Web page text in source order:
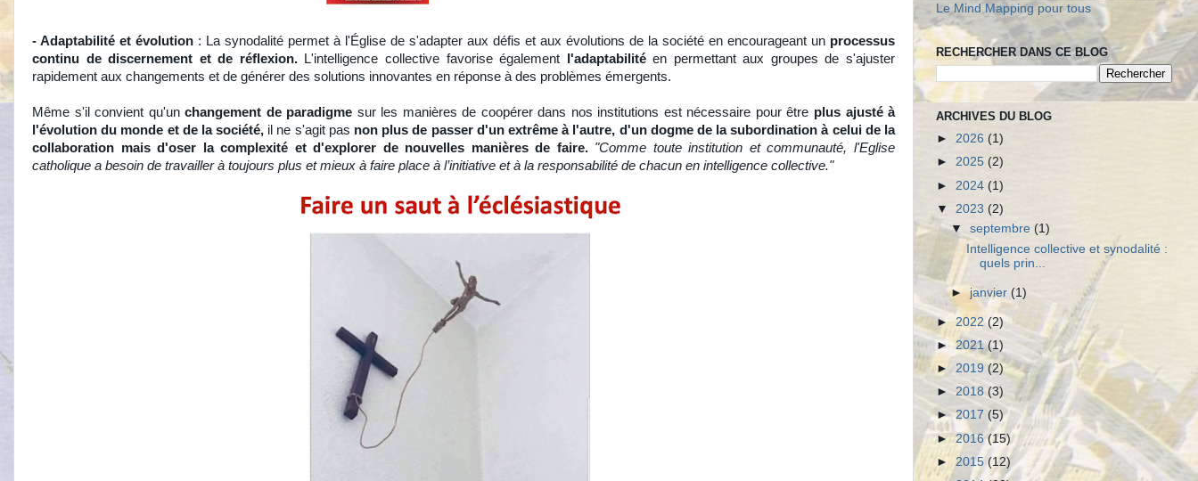
- Adaptabilité et évolution : La synodalité permet à l'Église de s'adapter aux défis et aux évolutions de la société en encourageant un processus
continu de discernement et de réflexion.L'intelligence collective favorise également l'adaptabilitéen permettant aux groupes de s'ajuster
rapidement aux changements et de générer des solutions innovantes en réponse à des problèmes émergents.
Même s'il convient qu'unchangement de paradigme sur les manières de coopérer dans nos institutions est nécessaire pour être plus ajusté à
l'évolution du monde et de la société, il ne s'agit pas non plus de passer d'un extrême à l'autre, d'un dogme de la subordination à celui de la
collaboration mais d'oser la complexité et d'explorer de nouvelles manières de faire. "Comme toute institution et communauté, l'Eglise
catholique a besoin de travailler à toujours plus et mieux à faire place à l’initiative et à la responsabilité de chacun en intelligence collective."
Le Mind Mapping pour tous
RECHERCHER DANS CE BLOG
ARCHIVES DU BLOG
► 2026 (1)
► 2025 (2)
► 2024 (1)
▼ 2023 (2)
▼septembre(1)
Intelligence collective et synodalité :
quels prin...
►janvier(1)
►2022 (2)
► 2021(1)
► 2019 (2)
► 2018 (3)
►2017 (5)
► 2016(15)
► 2015 (12)